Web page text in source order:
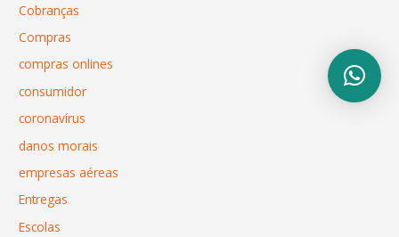
Cobranças
Compras
compras onlines
consumidor
coronavírus
danos morais
empresas aéreas
Entregas
Escolas